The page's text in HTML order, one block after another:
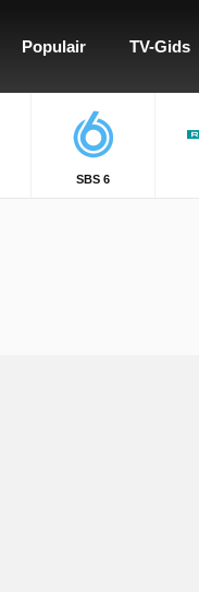
Populair TV-Gids
SBS 6